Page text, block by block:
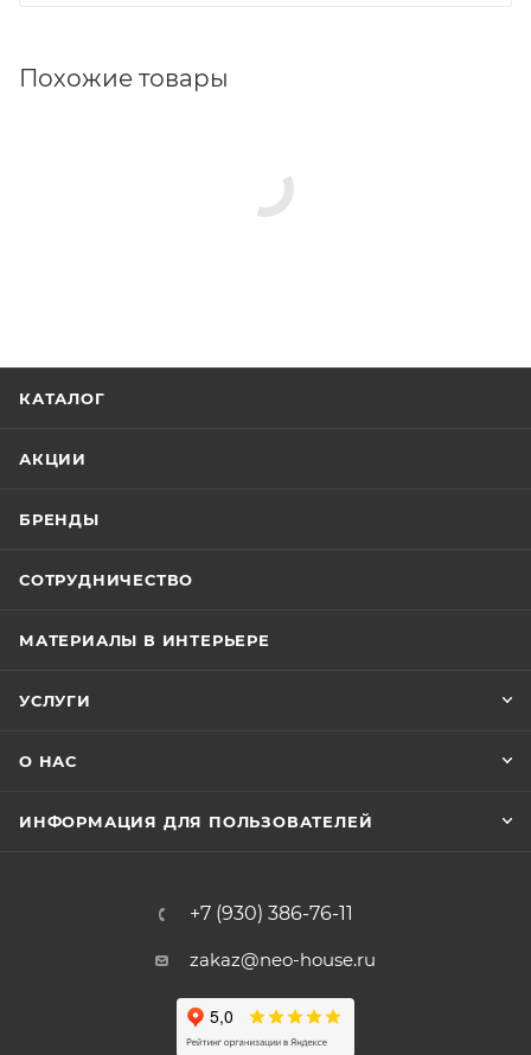
Похожие товары
КАТАЛОГ
АКЦИИ
БРЕНДЫ
СОТРУДНИЧЕСТВО
МАТЕРИАЛЫ В ИНТЕРЬЕРЕ
УСЛУГИ
О НАС
ИНФОРМАЦИЯ ДЛЯ ПОЛЬЗОВАТЕЛЕЙ
+7 (930) 386-76-11
zakaz@neo-house.ru